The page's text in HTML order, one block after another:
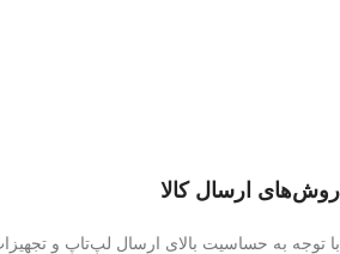
روش‌های ارسال کالا
با توجه به حساسیت بالای ارسال لپ‌تاپ و